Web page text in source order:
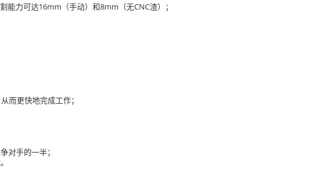
力可达16mm（手动）和8mm（无CNC渣）；
而更快地完成工作；
对手的一半；